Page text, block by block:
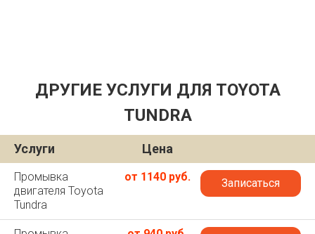
ДРУГИЕ УСЛУГИ ДЛЯ TOYOTA
TUNDRA
Услуги Цена
Промывка
двигателя Toyota
Tundra
от 1140 руб. Записаться